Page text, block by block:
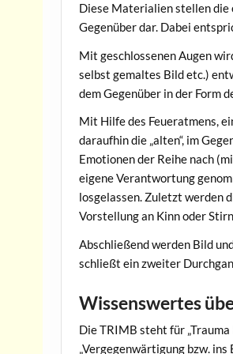
Diese Materialien stellen die
Gegenüber dar. Dabei
Mit geschlossenen Augen
selbst gemaltes Bild etc.)
dem Gegenüber in der Form
Mit Hilfe des Feueratmens,
daraufhin die „alten“, im
Emotionen der Reihe nach
eigene Verantwortung
losgelassen. Zuletzt werden
Vorstellung an Kinn oder
Abschließend werden Bild
schließt ein zweiter
Wissenswertes
Die TRIMB steht für
„Vergegenwärtigung bzw.